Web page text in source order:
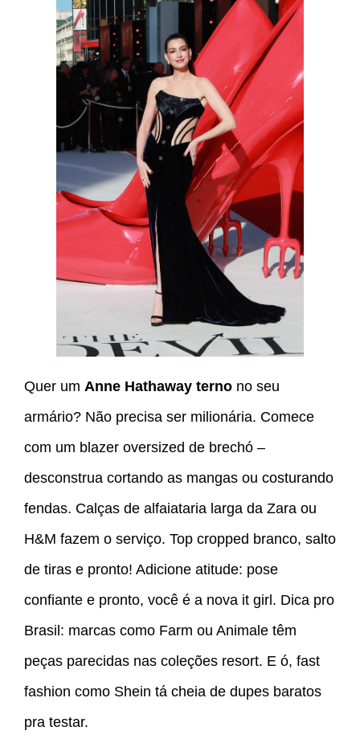
Quer um Anne Hathaway terno no seu
armário? Não precisa ser milionária. Comece
com um blazer oversized de brechó –
desconstrua cortando as mangas ou costurando
fendas. Calças de alfaiataria larga da Zara ou
H&M fazem o serviço. Top cropped branco, salto
de tiras e pronto! Adicione atitude: pose
confiante e pronto, você é a nova it girl. Dica pro
Brasil: marcas como Farm ou Animale têm
peças parecidas nas coleções resort. E ó, fast
fashion como Shein tá cheia de dupes baratos
pra testar.